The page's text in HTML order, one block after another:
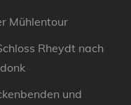
Mühlentour
Rheydt nach
und